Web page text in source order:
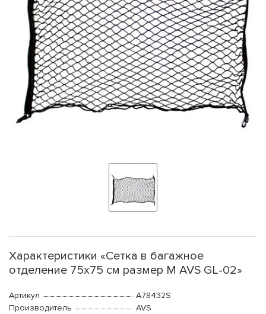
Характеристики «Сетка в багажное
отделение 75х75 см размер M AVS GL-02»
Артикул
A78432S
Производитель
AVS